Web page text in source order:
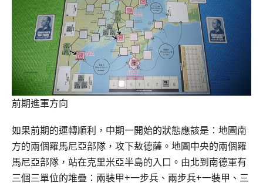
前期進軍方向
如果前期的運轉順利，中期一開始的狀態應該是：地圖南
方的兩個羅馬尼亞部隊，攻下敖德薩。地圖中央的兩個羅
馬尼亞部隊，站在克里米亞半島的入口。由北到南德軍有
三個三單位的堆疊：兩裝甲+一步兵、兩步兵+一裝甲、三